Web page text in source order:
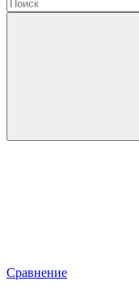
Сравнение